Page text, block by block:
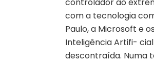
com a tecnologia
Paulo, a Microsoft e
Inteligência Artifi-
descontraída. Numa